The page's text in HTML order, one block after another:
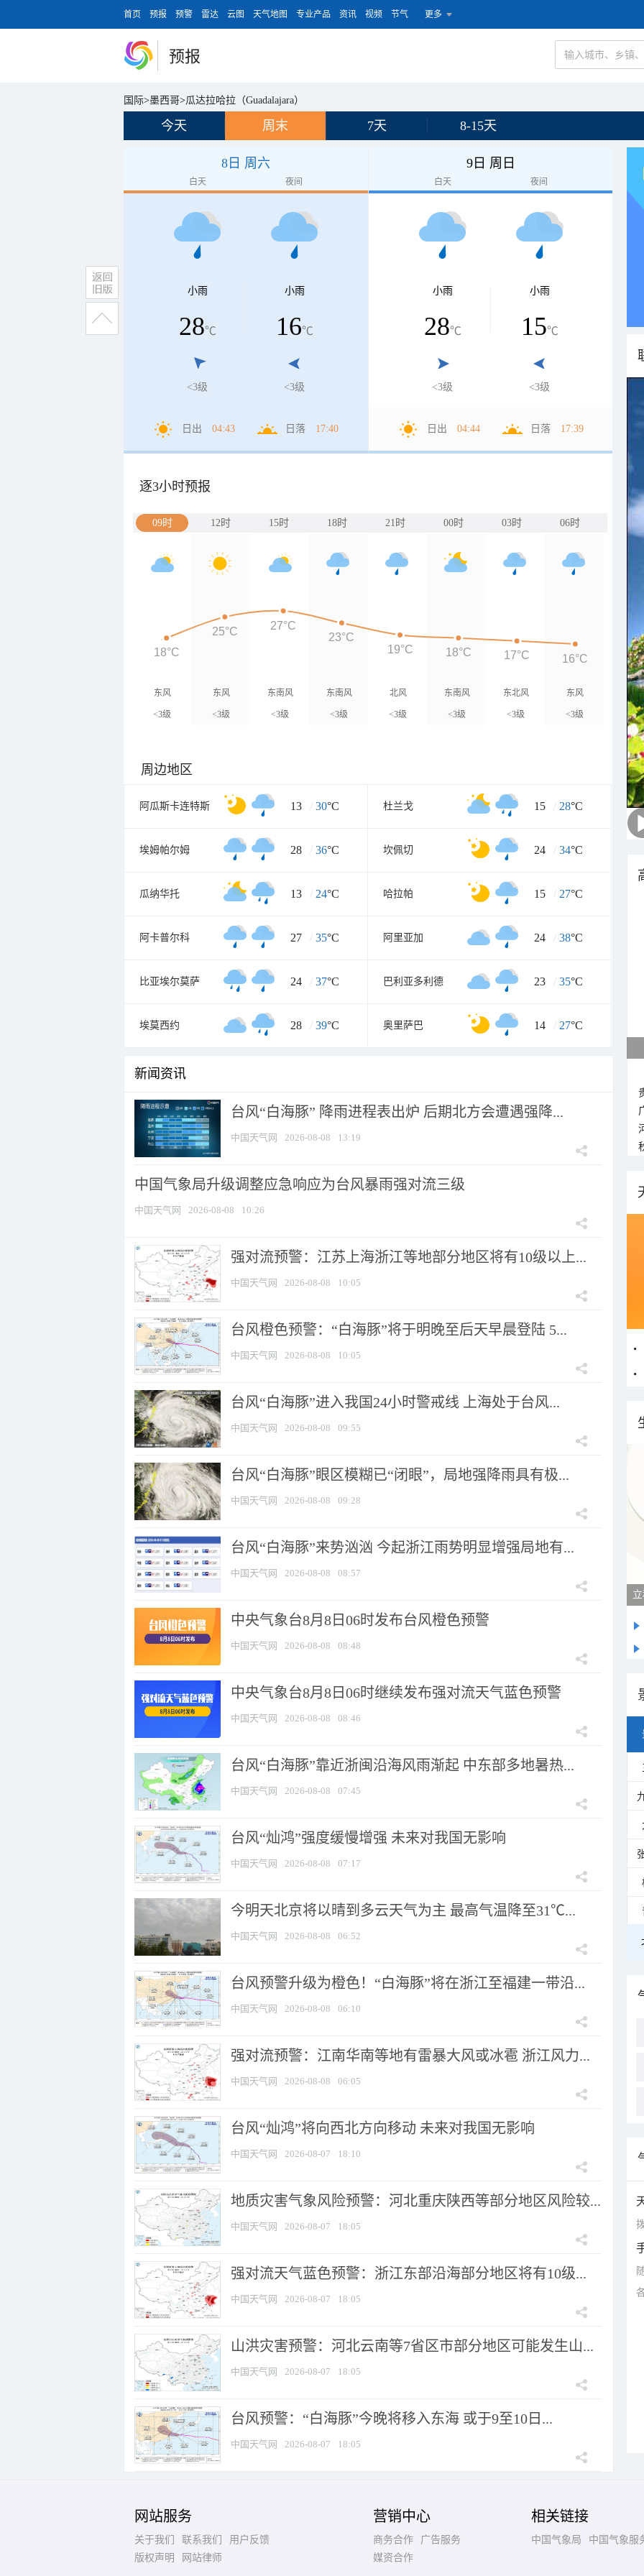
首页 预报 预警 雷达 云图 天气地图 专业产品 资讯 视频 节气 更多
预报
国际>墨西哥>瓜达拉哈拉（Guadalajara）
今天 周末 7天 8-15天
8日 周六
白天 夜间
小雨
28℃
<3级
小雨
16℃
<3级
日出 04:43 日落 17:40
9日 周日
白天 夜间
小雨
28℃
<3级
小雨
15℃
<3级
日出 04:44 日落 17:39
逐3小时预报
09时 12时 15时 18时 21时 00时 03时 06时
东风
<3级
东风
<3级
东南风
<3级
东南风
<3级
北风
<3级
东南风
<3级
东北风
<3级
东风
<3级
18°C
25°C 27°C
23°C
19°C
18°C 17°C 16°C
周边地区
阿瓜斯卡连特斯 13 / 30°C 杜兰戈 15 / 28°C
埃姆帕尔姆 28 / 36°C 坎佩切 24 / 34°C
瓜纳华托 13 / 24°C 哈拉帕 15 / 27°C
阿卡普尔科 27 / 35°C 阿里亚加 24 / 38°C
比亚埃尔莫萨 24 / 37°C 巴利亚多利德 23 / 35°C
埃莫西约 28 / 39°C 奥里萨巴 14 / 27°C
新闻资讯
台风“白海豚” 降雨进程表出炉 后期北方会遭遇强降...
中国天气网 2026-08-08 13:19
中国气象局升级调整应急响应为台风暴雨强对流三级
中国天气网 2026-08-08 10:26
强对流预警：江苏上海浙江等地部分地区将有10级以上...
中国天气网 2026-08-08 10:05
台风橙色预警：“白海豚”将于明晚至后天早晨登陆 5...
中国天气网 2026-08-08 10:05
台风“白海豚”进入我国24小时警戒线 上海处于台风...
中国天气网 2026-08-08 09:55
台风“白海豚”眼区模糊已“闭眼”，局地强降雨具有极...
中国天气网 2026-08-08 09:28
台风“白海豚”来势汹汹 今起浙江雨势明显增强局地有...
中国天气网 2026-08-08 08:57
中央气象台8月8日06时发布台风橙色预警
中国天气网 2026-08-08 08:48
中央气象台8月8日06时继续发布强对流天气蓝色预警
中国天气网 2026-08-08 08:46
台风“白海豚”靠近浙闽沿海风雨渐起 中东部多地暑热...
中国天气网 2026-08-08 07:45
台风“灿鸿”强度缓慢增强 未来对我国无影响
中国天气网 2026-08-08 07:17
今明天北京将以晴到多云天气为主 最高气温降至31℃...
中国天气网 2026-08-08 06:52
台风预警升级为橙色！“白海豚”将在浙江至福建一带沿...
中国天气网 2026-08-08 06:10
强对流预警：江南华南等地有雷暴大风或冰雹 浙江风力...
中国天气网 2026-08-08 06:05
台风“灿鸿”将向西北方向移动 未来对我国无影响
中国天气网 2026-08-07 18:10
地质灾害气象风险预警：河北重庆陕西等部分地区风险较...
中国天气网 2026-08-07 18:05
强对流天气蓝色预警：浙江东部沿海部分地区将有10级...
中国天气网 2026-08-07 18:05
山洪灾害预警：河北云南等7省区市部分地区可能发生山...
中国天气网 2026-08-07 18:05
台风预警：“白海豚”今晚将移入东海 或于9至10日...
中国天气网 2026-08-07 18:05
网站服务
关于我们 联系我们
用户反馈
版权声明
网站律师
营销中心
商务合作
广告服务
媒资合作
相关链接
中国气象局 中国气象服